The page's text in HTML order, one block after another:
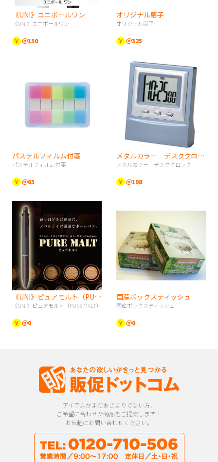
《UNI》ユニボールワン
《UNI》ユニボールワン
￥ ＠150
オリジナル扇子
オリジナル扇子
￥ ＠325
パステルフィルム付箋
パステルフィルム付箋
￥ ＠65
メタルカラー デスククロック
メタルカラー デスククロック
￥ ＠198
《UNI》ピュアモルト（PURE MALT）
《UNI》ピュアモルト（PURE MALT）
￥ ＠0
国産ボックスティッシュ
国産ボックスティッシュ
￥ ＠0
アイテムがまだおきまりでない方、
ご希望に合わせた商品をご提案します！
お気軽にお問い合わせください。